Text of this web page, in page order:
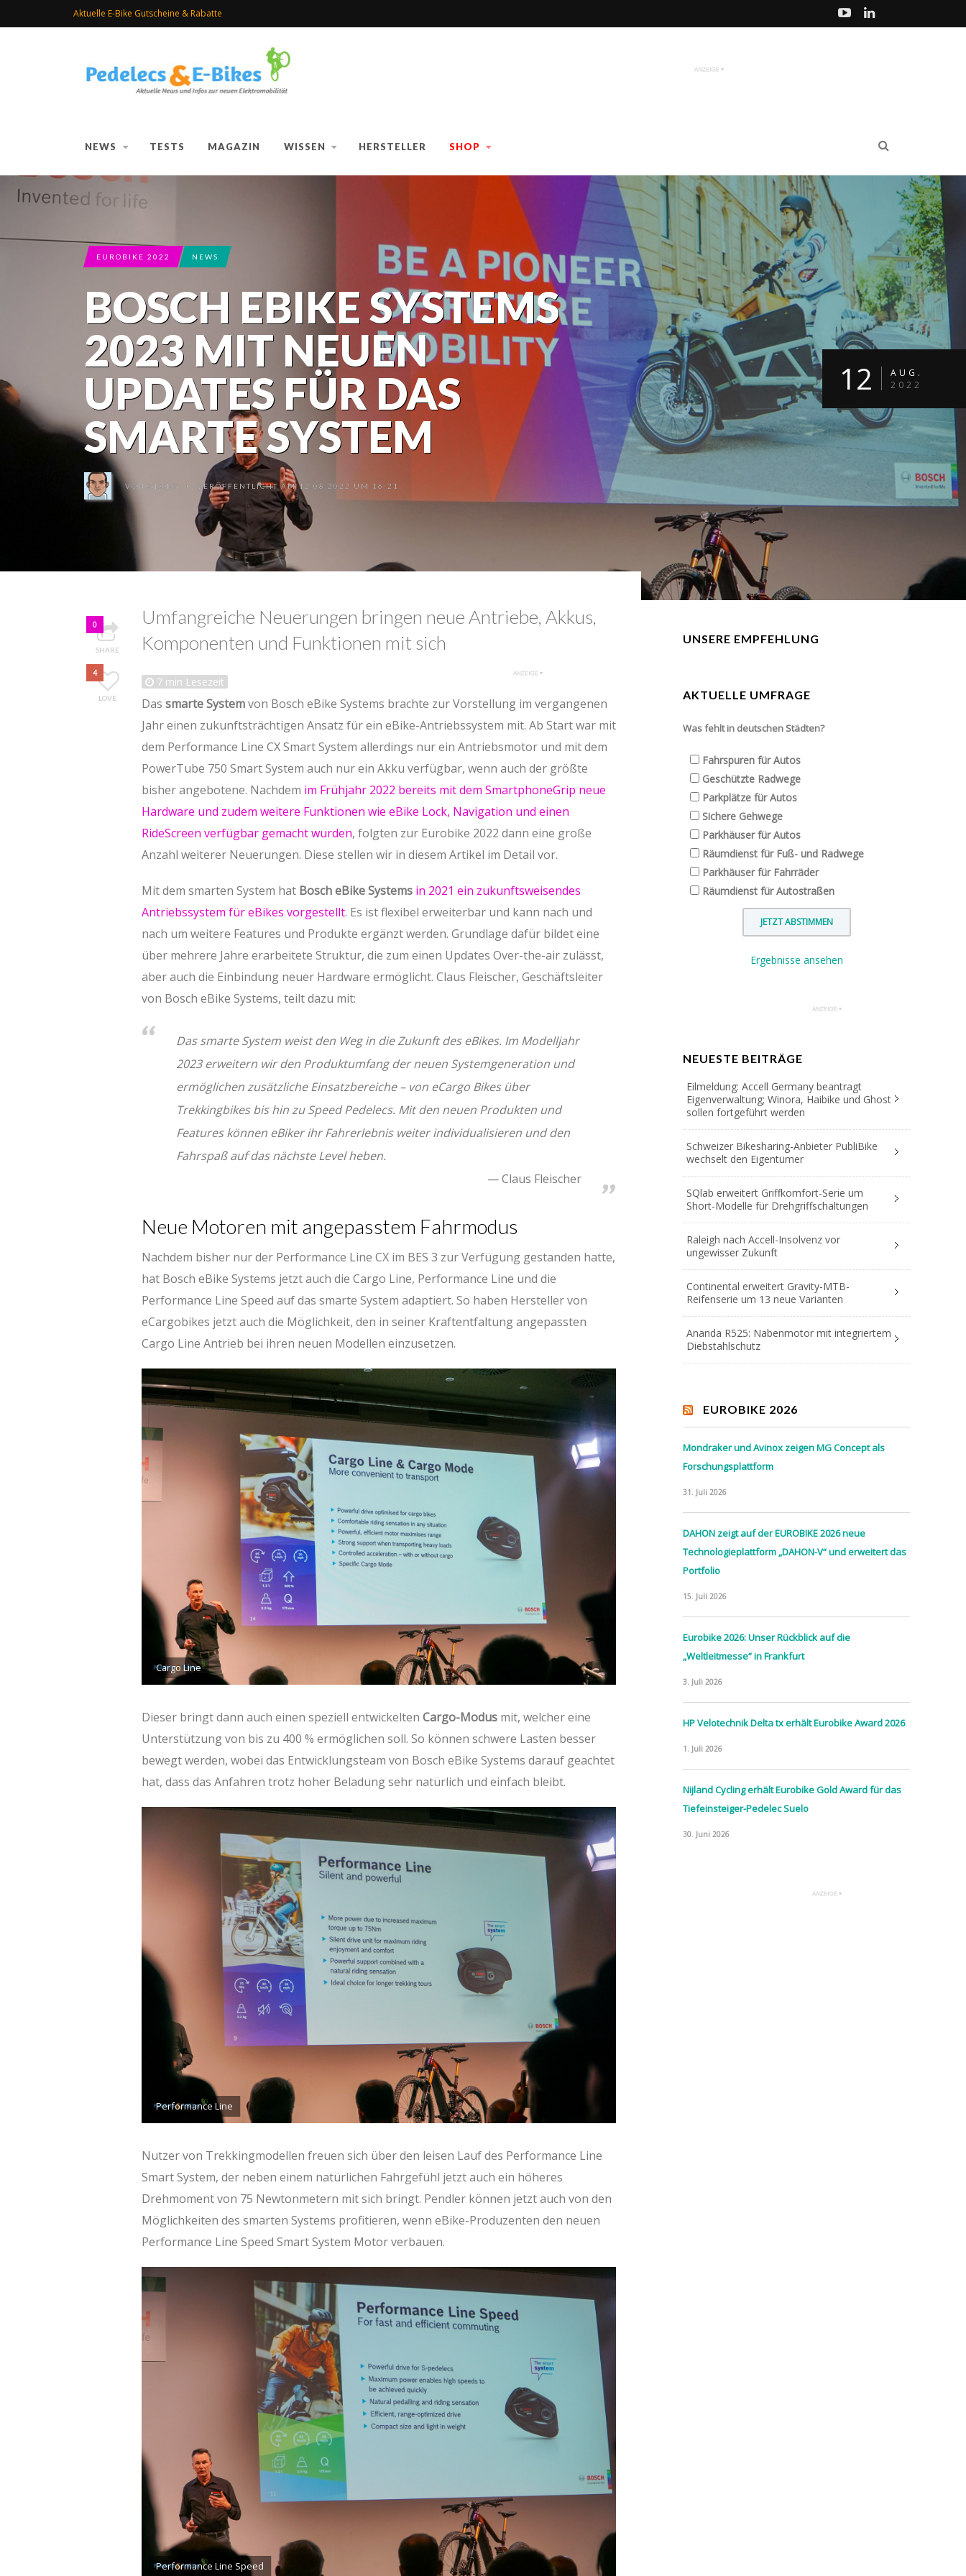
Aktuelle E-Bike Gutscheine & Rabatte
NEWS TESTS MAGAZIN WISSEN HERSTELLER SHOP
EUROBIKE 2022 NEWS
BOSCH EBIKE SYSTEMS
2023 MIT NEUEN
UPDATES FÜR DAS
SMARTE SYSTEM
VON GEORG • VERÖFFENTLICHT AM 12.08.2022 UM 16:21
12
AUG.
2022
0
SHARE
4
LOVE
Umfangreiche Neuerungen bringen neue Antriebe, Akkus,
Komponenten und Funktionen mit sich
7 min Lesezeit
Das smarte Systemvon Bosch eBike Systems brachte zur Vorstellung im vergangenen
Jahr einen zukunftsträchtigen Ansatz für ein eBike-Antriebssystem mit. Ab Start war mit
dem Performance Line CX Smart System allerdings nur ein Antriebsmotor und mit dem
PowerTube 750 Smart System auch nur ein Akku verfügbar, wenn auch der größte
bisher angebotene. Nachdem im Frühjahr 2022 bereits mit dem SmartphoneGrip neue
Hardware und zudem weitere Funktionen wie eBike Lock, Navigation und einen
RideScreen verfügbar gemacht wurden, folgten zur Eurobike 2022 dann eine große
Anzahl weiterer Neuerungen. Diese stellen wir in diesem Artikel im Detail vor.
Mit dem smarten System hat Bosch eBike Systems in 2021 ein zukunftsweisendes
Antriebssystem für eBikes vorgestellt. Es ist flexibel erweiterbar und kann nach und
nach um weitere Features und Produkte ergänzt werden. Grundlage dafür bildet eine
über mehrere Jahre erarbeitete Struktur, die zum einen Updates Over-the-air zulässt,
aber auch die Einbindung neuer Hardware ermöglicht. Claus Fleischer, Geschäftsleiter
von Bosch eBike Systems, teilt dazu mit:
Das smarte System weist den Weg in die Zukunft des eBikes. Im Modelljahr
2023 erweitern wir den Produktumfang der neuen Systemgeneration und
ermöglichen zusätzliche Einsatzbereiche – von eCargo Bikes über
Trekkingbikes bis hin zu Speed Pedelecs. Mit den neuen Produkten und
Features können eBiker ihr Fahrerlebnis weiter individualisieren und den
Fahrspaß auf das nächste Level heben.
Claus Fleischer
Neue Motoren mit angepasstem Fahrmodus
Nachdem bisher nur der Performance Line CX im BES 3 zur Verfügung gestanden hatte,
hat Bosch eBike Systems jetzt auch die Cargo Line, Performance Line und die
Performance Line Speed auf das smarte System adaptiert. So haben Hersteller von
eCargobikes jetzt auch die Möglichkeit, den in seiner Kraftentfaltung angepassten
Cargo Line Antrieb bei ihren neuen Modellen einzusetzen.
Cargo Line
Dieser bringt dann auch einen speziell entwickelten Cargo-Modus mit, welcher eine
Unterstützung von bis zu 400 % ermöglichen soll. So können schwere Lasten besser
bewegt werden, wobei das Entwicklungsteam von Bosch eBike Systems darauf geachtet
hat, dass das Anfahren trotz hoher Beladung sehr natürlich und einfach bleibt.
Performance Line
Nutzer von Trekkingmodellen freuen sich über den leisen Lauf des Performance Line
Smart System, der neben einem natürlichen Fahrgefühl jetzt auch ein höheres
Drehmoment von 75 Newtonmetern mit sich bringt. Pendler können jetzt auch von den
Möglichkeiten des smarten Systems profitieren, wenn eBike-Produzenten den neuen
Performance Line Speed Smart System Motor verbauen.
Performance Line Speed
UNSERE EMPFEHLUNG
AKTUELLE UMFRAGE
Was fehlt in deutschen Städten?
Fahrspuren für Autos
Geschützte Radwege
Parkplätze für Autos
Sichere Gehwege
Parkhäuser für Autos
Räumdienst für Fuß- und Radwege
Parkhäuser für Fahrräder
Räumdienst für Autostraßen
Ergebnisse ansehen
NEUESTE BEITRÄGE
Eilmeldung: Accell Germany beantragt
Eigenverwaltung; Winora, Haibike und Ghost
sollen fortgeführt werden
Schweizer Bikesharing-Anbieter PubliBike
wechselt den Eigentümer
SQlab erweitert Griffkomfort-Serie um
Short-Modelle für Drehgriffschaltungen
Raleigh nach Accell-Insolvenz vor
ungewisser Zukunft
Continental erweitert Gravity-MTB-
Reifenserie um 13 neue Varianten
Ananda R525: Nabenmotor mit integriertem
Diebstahlschutz
EUROBIKE 2026
Mondraker und Avinox zeigen MG Concept als
Forschungsplattform
31. Juli 2026
DAHON zeigt auf der EUROBIKE 2026 neue
Technologieplattform „DAHON-V“ und erweitert das
Portfolio
15. Juli 2026
Eurobike 2026: Unser Rückblick auf die
„Weltleitmesse“ in Frankfurt
3. Juli 2026
HP Velotechnik Delta tx erhält Eurobike Award 2026
1. Juli 2026
Nijland Cycling erhält Eurobike Gold Award für das
Tiefeinsteiger-Pedelec Suelo
30. Juni 2026